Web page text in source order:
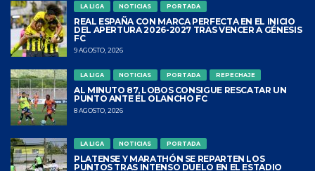
LA LIGA NOTICIAS PORTADA
REAL ESPAÑA CON MARCA PERFECTA EN EL INICIO
DEL APERTURA 2026-2027 TRAS VENCER A GÉNESIS
FC
9 AGOSTO, 2026
LA LIGA NOTICIAS PORTADA REPECHAJE
AL MINUTO 87, LOBOS CONSIGUE RESCATAR UN
PUNTO ANTE EL OLANCHO FC
8 AGOSTO, 2026
LA LIGA NOTICIAS PORTADA
PLATENSE Y MARATHÓN SE REPARTEN LOS
PUNTOS TRAS INTENSO DUELO EN EL ESTADIO